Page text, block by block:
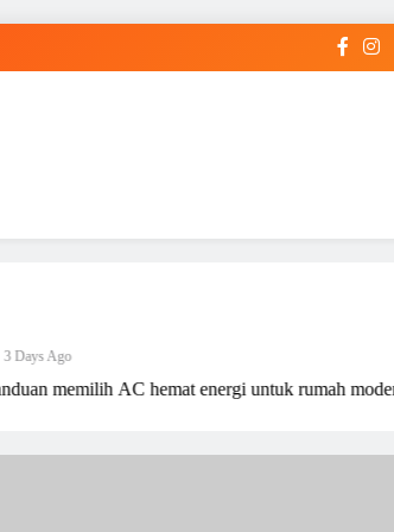
Ago
memilih AC hemat energi untuk rumah modern